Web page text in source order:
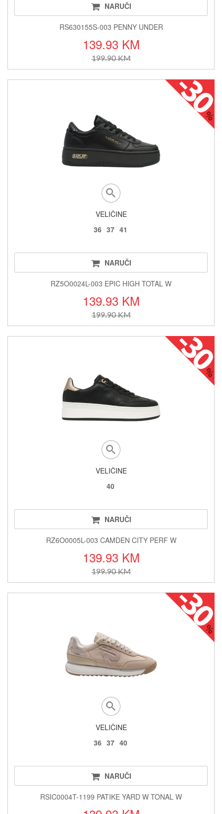
NARUČI
RS630155S-003 PENNY UNDER
139.93 KM
199.90 KM
VELIČINE
36 37 41
NARUČI
RZ5O0024L-003 EPIC HIGH TOTAL W
139.93 KM
199.90 KM
VELIČINE
40
NARUČI
RZ6O0005L-003 CAMDEN CITY PERF W
139.93 KM
199.90 KM
VELIČINE
36 37 40
NARUČI
RSIC0004T-1199 PATIKE YARD W TONAL W